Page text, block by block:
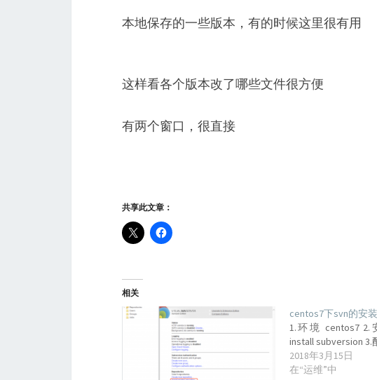
本地保存的一些版本，有的时候这里很有用
这样看各个版本改了哪些文件很方便
有两个窗口，很直接
共享此文章：
相关
centos7下svn的安
1.环境 centos7 2.
install subversion
2018年3月15日
在“运维”中